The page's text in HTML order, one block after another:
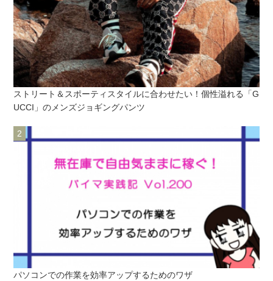
ストリート＆スポーティスタイルに合わせたい！個性溢れる「G
UCCI」のメンズジョギングパンツ
パソコンでの作業を効率アップするためのワザ